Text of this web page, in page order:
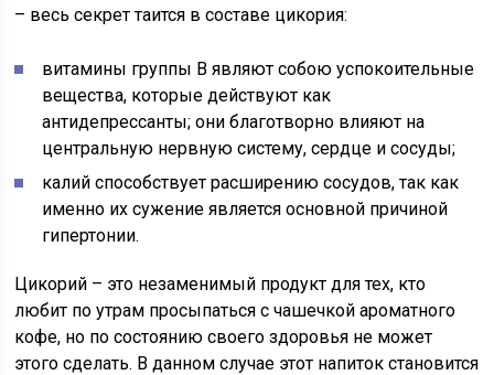
– весь секрет таится в составе цикория:
витамины группы В являют собою успокоительные
вещества, которые действуют как
антидепрессанты; они благотворно влияют на
центральную нервную систему, сердце и сосуды;
калий способствует расширению сосудов, так как
именно их сужение является основной причиной
гипертонии.
Цикорий – это незаменимый продукт для тех, кто
любит по утрам просыпаться с чашечкой ароматного
кофе, но по состоянию своего здоровья не может
этого сделать. В данном случае этот напиток становится